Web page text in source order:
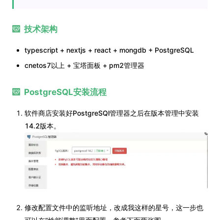
技术架构
typescript + nextjs + react + mongdb + PostgreSQL
cnetos7以上 + 宝塔面板 + pm2管理器
PostgreSQL安装流程
软件商店安装好PostgreSQl管理器之后在版本管理中安装
14.2版本。
修改配置文件中的监听地址，改成我这样的星号，这一步也